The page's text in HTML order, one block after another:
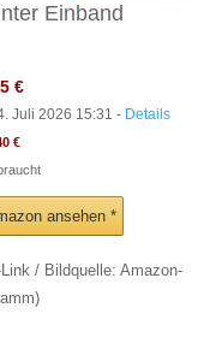
Einband
€
Juli 2026 15:31 - Details
€
ansehen *
/ Bildquelle: Amazon-